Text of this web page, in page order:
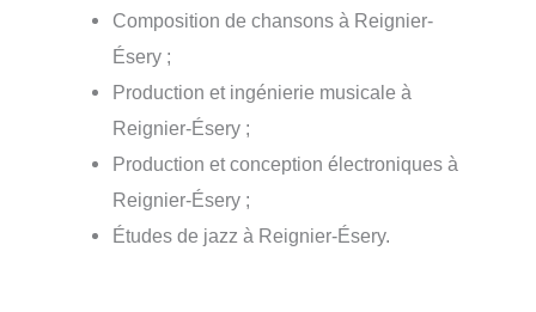
Composition de chansons à Reignier-
Ésery ;
Production et ingénierie musicale à
Reignier-Ésery ;
Production et conception électroniques à
Reignier-Ésery ;
Études de jazz à Reignier-Ésery.